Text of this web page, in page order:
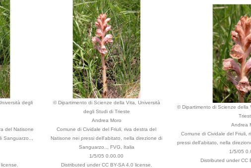
degli
del Natisone
Sanguarzo..,
© Dipartimento di Scienze della Vita, Università
degli Studi di Trieste
Andrea Moro
Comune di Cividale del Friuli, riva destra del
Natisone nei pressi dell'abitato, nella direzione di
Sanguarzo.., FVG, Italia
1/5/05 0.00.00
Distributed under CC BY-SA 4.0 license.
© Dipartimento di Scienze della
Andrea
Comune di Cividale del Friuli,
pressi dell'abitato, nella
1/5/05
Distributed under CC